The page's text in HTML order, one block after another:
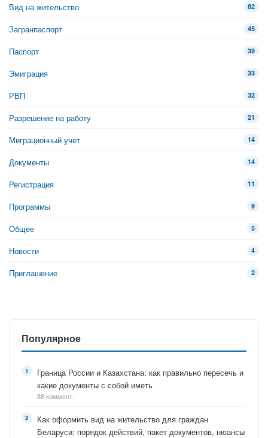
Вид на жительство 82
Загранпаспорт 45
Паспорт 39
Эмиграция 33
РВП 32
Разрешение на работу 21
Миграционный учет 14
Документы 14
Регистрация 11
Программы 9
Общее 5
Новости 4
Приглашение 2
Популярное
Граница России и Казахстана: как правильно пересечь и
какие документы с собой иметь
88 коммент.
Как оформить вид на жительство для граждан
Беларуси: порядок действий, пакет документов, нюансы